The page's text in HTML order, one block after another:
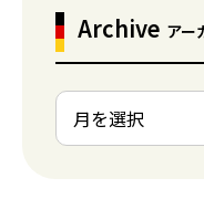
Archive アー